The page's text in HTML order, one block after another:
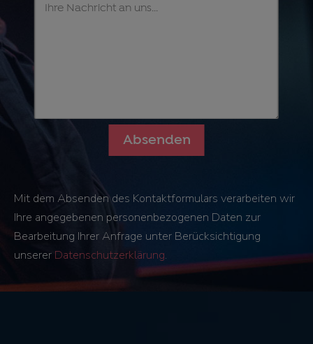
Mit dem Absenden des Kontaktformulars verarbeiten wir
Ihre angegebenen personenbezogenen Daten zur
Bearbeitung Ihrer Anfrage unter Berücksichtigung
unserer Datenschutzerklärung.